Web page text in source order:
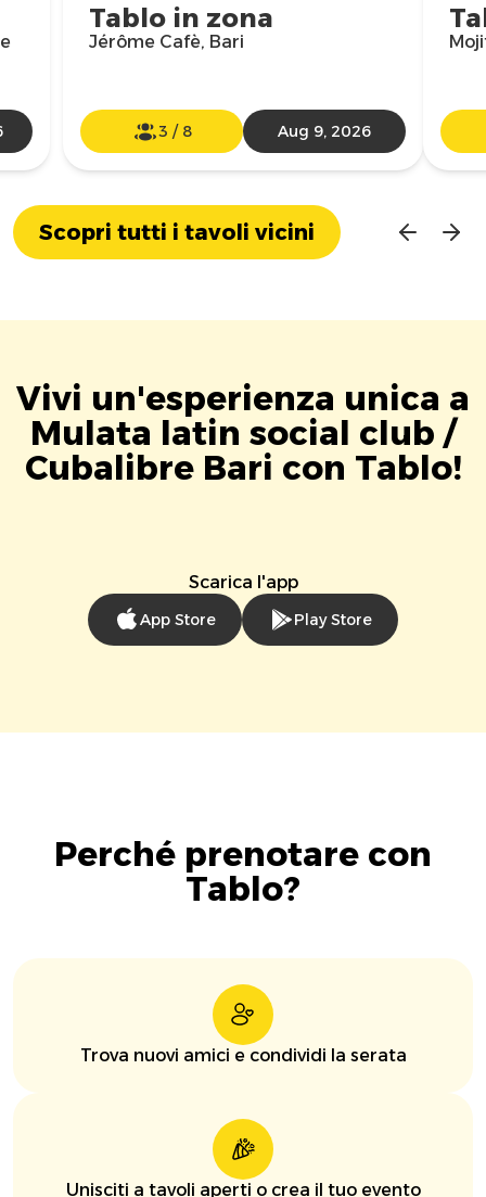
Tablo in zona
Jérôme Cafè, Bari
3 / 8 Aug 9, 2026
Scopri tutti i tavoli vicini
Vivi un'esperienza unica a
Mulata latin social club /
Cubalibre Bari con Tablo!
Scarica l'app
App Store Play Store
Perché prenotare con
Tablo?
Trova nuovi amici e condividi la serata
Unisciti a tavoli aperti o crea il tuo evento